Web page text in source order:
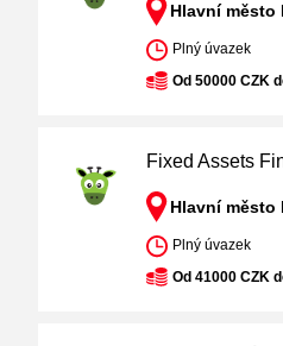
Hlavní město
Plný úvazek
Od 50000 CZK
Fixed Assets
Hlavní město
Plný úvazek
Od 41000 CZK